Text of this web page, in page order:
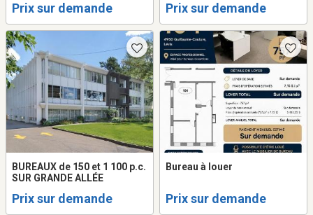
Prix sur demande Prix sur demande
BUREAUX de 150 et 1 100 p.c.
SUR GRANDE ALLÉE
Prix sur demande
Bureau à louer
Prix sur demande